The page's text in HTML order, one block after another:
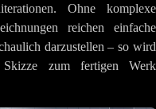
Ohne komplexe
reichen einfache
darzustellen – so wird
zum fertigen Werk